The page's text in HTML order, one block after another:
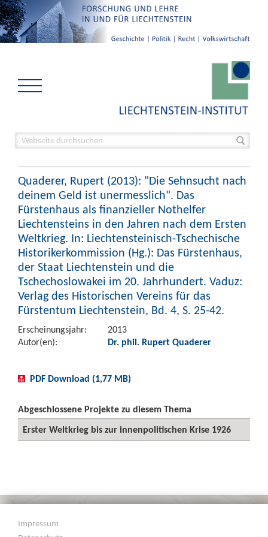
Quaderer, Rupert (2013): "Die Sehnsucht nach
deinem Geld ist unermesslich". Das
Fürstenhaus als finanzieller Nothelfer
Liechtensteins in den Jahren nach dem Ersten
Weltkrieg. In: Liechtensteinisch-Tschechische
Historikerkommission (Hg.): Das Fürstenhaus,
der Staat Liechtenstein und die
Tschechoslowakei im 20. Jahrhundert. Vaduz:
Verlag des Historischen Vereins für das
Fürstentum Liechtenstein, Bd. 4, S. 25-42.
Erscheinungsjahr:
2013
Autor(en):
Dr. phil. Rupert Quaderer
PDF Download (1,77 MB)
Abgeschlossene Projekte zu diesem Thema
Erster Weltkrieg bis zur innenpolitischen Krise 1926
Impressum